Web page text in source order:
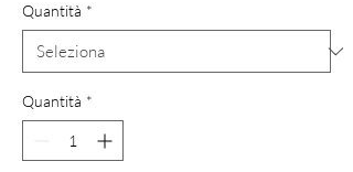
Quantità *
Quantità *